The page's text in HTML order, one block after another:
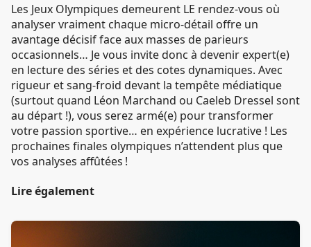
Les Jeux Olympiques demeurent LE rendez-vous où
analyser vraiment chaque micro-détail offre un
avantage décisif face aux masses de parieurs
occasionnels… Je vous invite donc à devenir expert(e)
en lecture des séries et des cotes dynamiques. Avec
rigueur et sang-froid devant la tempête médiatique
(surtout quand Léon Marchand ou Caeleb Dressel sont
au départ !), vous serez armé(e) pour transformer
votre passion sportive… en expérience lucrative ! Les
prochaines finales olympiques n’attendent plus que
vos analyses affûtées !
Lire également